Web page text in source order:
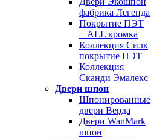
фабрика Легенда
Покрытие ПЭТ
+ ALL кромка
Коллекция Силк
покрытие ПЭТ
Коллекция
Сканди Эмалекс
Двери шпон
Шпонированные
двери Верда
Двери WanMark
шпон